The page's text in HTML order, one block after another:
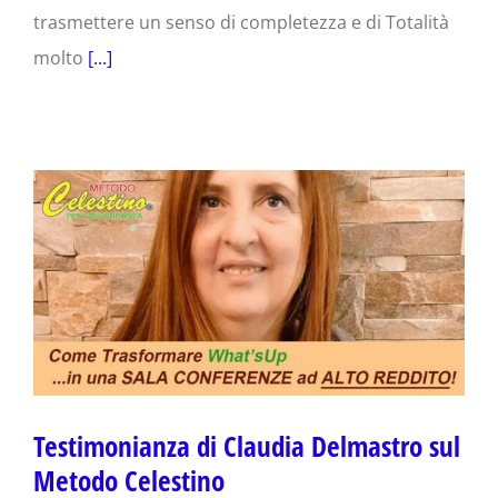
trasmettere un senso di completezza e di Totalità
molto [...]
Testimonianza di Claudia Delmastro sul
Metodo Celestino